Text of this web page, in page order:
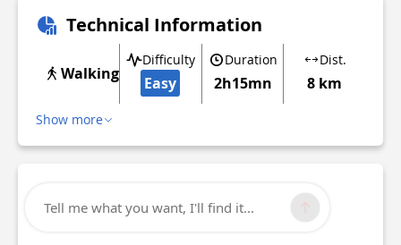
Technical Information
Walking
Difficulty
Easy
Duration
2h15mn
Dist.
8 km
Show more
Tell me what you want, I'll find it...